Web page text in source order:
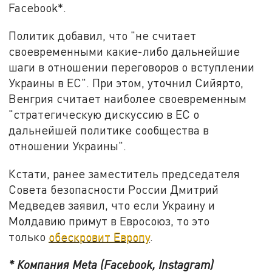
Facebook*.
Политик добавил, что "не считает
своевременными какие-либо дальнейшие
шаги в отношении переговоров о вступлении
Украины в ЕС". При этом, уточнил Сийярто,
Венгрия считает наиболее своевременным
"стратегическую дискуссию в ЕС о
дальнейшей политике сообщества в
отношении Украины".
Кстати, ранее заместитель председателя
Совета безопасности России Дмитрий
Медведев заявил, что если Украину и
Молдавию примут в Евросоюз, то это
только обескровит Европу.
* Компания Meta (Facebook, Instagram)